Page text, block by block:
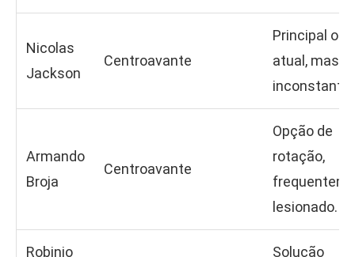
Nicolas
Jackson
Centroavante
Principal
atual, mas
inconstante.
Armando
Broja
Centroavante
Opção de
rotação,
lesionado.
Robinio Solução